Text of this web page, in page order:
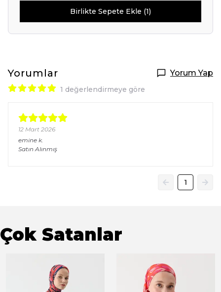
Birlikte Sepete Ekle (1)
Yorumlar Yorum Yap
1 değerlendirmeye göre
12 Mart 2026
emine k.
Satın Alınmış
1
Çok Satanlar